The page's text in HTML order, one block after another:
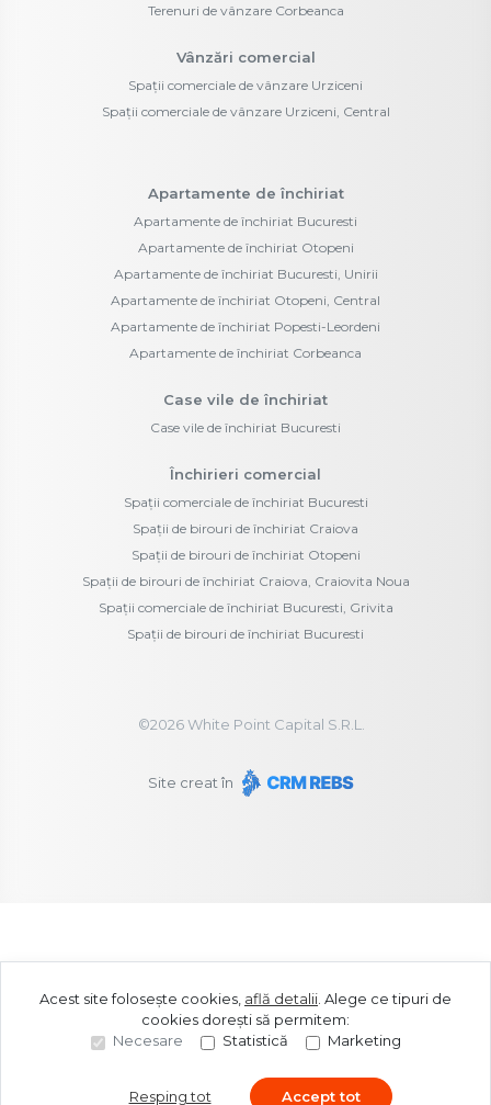
Terenuri de vânzare Corbeanca
Vânzări comercial
Spații comerciale de vânzare Urziceni
Spații comerciale de vânzare Urziceni, Central
Apartamente de închiriat
Apartamente de închiriat Bucuresti
Apartamente de închiriat Otopeni
Apartamente de închiriat Bucuresti, Unirii
Apartamente de închiriat Otopeni, Central
Apartamente de închiriat Popesti-Leordeni
Apartamente de închiriat Corbeanca
Case vile de închiriat
Case vile de închiriat Bucuresti
Închirieri comercial
Spații comerciale de închiriat Bucuresti
Spații de birouri de închiriat Craiova
Spații de birouri de închiriat Otopeni
Spații de birouri de închiriat Craiova, Craiovita Noua
Spații comerciale de închiriat Bucuresti, Grivita
Spații de birouri de închiriat Bucuresti
©2026White Point Capital S.R.L.
Site creat în
Acest site folosește cookies, află detalii Alege ce tipuri de
cookies dorești să permitem:
Necesare
Statistică Marketing
Resping tot Accept tot